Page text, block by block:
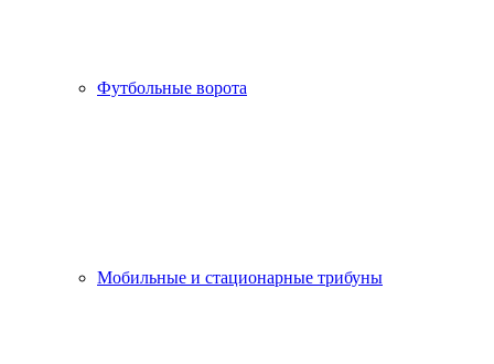
Футбольные ворота
Мобильные и стационарные трибуны